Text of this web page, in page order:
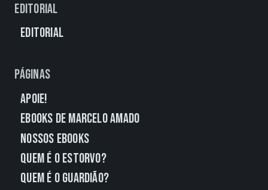
Editorial
Editorial
Páginas
Apoie!
eBooks de Marcelo Amado
Nossos eBooks
Quem É o Estorvo?
Quem É o Guardião?